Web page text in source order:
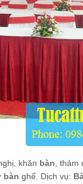
khăn bàn ,
bàn ghế. Dịch vụ: